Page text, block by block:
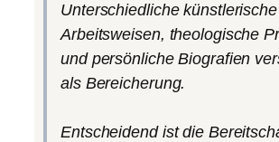
Unterschiedliche künstlerische
Arbeitsweisen, theologische
und persönliche Biografien
als Bereicherung.
Entscheidend ist die